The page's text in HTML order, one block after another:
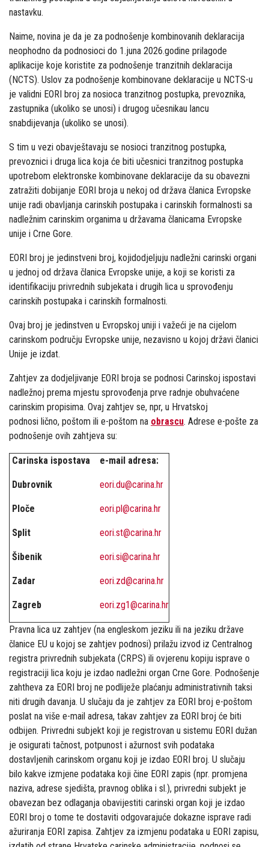
nastavku.
Naime, novina je da je za podnošenje kombinovanih deklaracija
neophodno da podnosioci do 1.juna 2026.godine prilagode
aplikacije koje koristite za podnošenje tranzitnih deklaracija
(NCTS). Uslov za podnošenje kombinovane deklaracije u NCTS-u
je validni EORI broj za nosioca tranzitnog postupka, prevoznika,
zastupnika (ukoliko se unosi) i drugog učesnikau lancu
snabdijevanja (ukoliko se unosi).
S tim u vezi obavještavaju se nosioci tranzitnog postupka,
prevoznici i druga lica koja će biti učesnici tranzitnog postupka
upotrebom elektronske kombinovane deklaracije da su obavezni
zatražiti dobijanje EORI broja u nekoj od država članica Evropske
unije radi obavljanja carinskih postupaka i carinskih formalnosti sa
nadležnim carinskim organima u državama članicama Evropske
unije i Crne Gore.
EORI broj je jedinstveni broj, kojidodjeljuju nadležni carinski organi
u jednoj od država članica Evropske unije, a koji se koristi za
identifikaciju privrednih subjekata i drugih lica u sprovođenju
carinskih postupaka i carinskih formalnosti.
Ovaj broj je jedinstven u Evropskoj uniji i važeći je na cijelom
carinskom području Evropske unije, nezavisno u kojoj državi članici
Unije je izdat.
Zahtjev za dodjeljivanje EORI broja se podnosi Carinskoj ispostavi
nadležnoj prema mjestu sprovođenja prve radnje obuhvaćene
carinskim propisima. Ovaj zahtjev se, npr, u Hrvatskoj
podnosi lično, poštom ili e-poštom na obrascu. Adrese e-pošte za
podnošenje ovih zahtjeva su:
Carinska ispostava e-mail adresa:
Dubrovnik eori.du@carina.hr
Ploče eori.pl@carina.hr
Split eori.st@carina.hr
Šibenik eori.si@carina.hr
Zadar eori.zd@carina.hr
Zagreb eori.zg1@carina.hr
Pravna lica uz zahtjev (na engleskom jeziku ili na jeziku države
članice EU u kojoj se zahtjev podnosi) prilažu izvod iz Centralnog
registra privrednih subjekata (CRPS) ili ovjerenu kopiju isprave o
registraciji lica koju je izdao nadležni organ Crne Gore. Podnošenje
zahtheva za EORI broj ne podliježe plaćanju administrativnih taksi
niti drugih davanja. U slučaju da je zahtjev za EORI broj e-poštom
poslat na više e-mail adresa, takav zahtjev za EORI broj će biti
odbijen. Privredni subjekt koji je registrovan u sistemu EORI dužan
je osigurati tačnost, potpunost i ažurnost svih podataka
dostavljenih carinskom organu koji je izdao EORI broj. U slučaju
bilo kakve izmjene podataka koji čine EORI zapis (npr. promjena
naziva, adrese sjedišta, pravnog oblika i sl.), privredni subjekt je
obavezan bez odlaganja obavijestiti carinski organ koji je izdao
EORI broj o tome te dostaviti odgovarajuće dokazne isprave radi
ažuriranja EORI zapisa. Zahtjev za izmjenu podataka u EORI zapisu,